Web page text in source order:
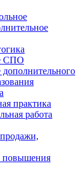
СПО
практика
работа